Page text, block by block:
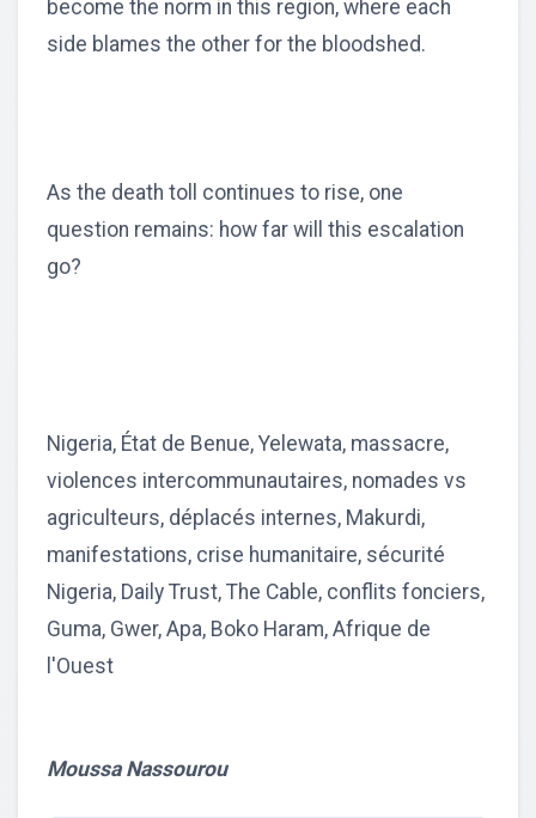
become the norm in this region, where each
side blames the other for the bloodshed.
As the death toll continues to rise, one
question remains: how far will this escalation
go?
Nigeria, État de Benue, Yelewata, massacre,
violences intercommunautaires, nomades vs
agriculteurs, déplacés internes, Makurdi,
manifestations, crise humanitaire, sécurité
Nigeria, Daily Trust, The Cable, conflits fonciers,
Guma, Gwer, Apa, Boko Haram, Afrique de
l'Ouest
Moussa Nassourou